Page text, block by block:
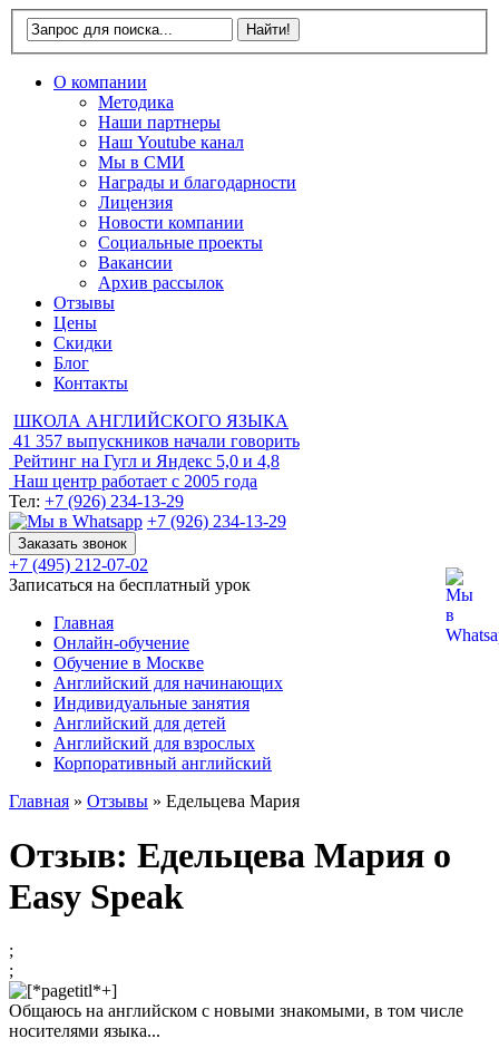
О компании
Методика
Наши партнеры
Наш Youtube канал
Мы в СМИ
Награды и благодарности
Лицензия
Новости компании
Социальные проекты
Вакансии
Архив рассылок
Отзывы
Цены
Скидки
Блог
Контакты
ШКОЛА АНГЛИЙСКОГО ЯЗЫКА
41 357 выпускников начали говорить
Рейтинг на Гугл и Яндекс 5,0 и 4,8
Наш центр работает с 2005 года
Тел: +7 (926) 234-13-29
+7 (926) 234-13-29
Заказать звонок
+7 (495) 212-07-02
Записаться на бесплатный урок
Главная
Онлайн-обучение
Обучение в Москве
Английский для начинающих
Индивидуальные занятия
Английский для детей
Английский для взрослых
Корпоративный английский
Главная » Отзывы » Едельцева Мария
Отзыв: Едельцева Мария о
Easy Speak
;
;
Общаюсь на английском с новыми знакомыми, в том числе
носителями языка...